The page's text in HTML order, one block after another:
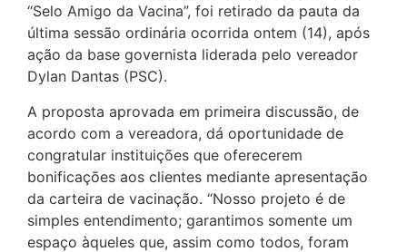
“Selo Amigo da Vacina”, foi retirado da pauta da
última sessão ordinária ocorrida ontem (14), após
ação da base governista liderada pelo vereador
Dylan Dantas (PSC).
A proposta aprovada em primeira discussão, de
acordo com a vereadora, dá oportunidade de
congratular instituições que oferecerem
bonificações aos clientes mediante apresentação
da carteira de vacinação. “Nosso projeto é de
simples entendimento; garantimos somente um
espaço àqueles que, assim como todos, foram